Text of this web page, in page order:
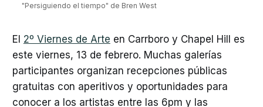
"Persiguiendo el tiempo" de Bren West
El 2º Viernes de Arte en Carrboro y Chapel Hill es
este viernes, 13 de febrero. Muchas galerías
participantes organizan recepciones públicas
gratuitas con aperitivos y oportunidades para
conocer a los artistas entre las 6pm y las